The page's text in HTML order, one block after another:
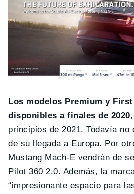
Los modelos Premium y
disponibles a finales de 2020
principios de 2021. Todavía
de su llegada a Europa. Por
Mustang Mach-E vendrán de
Pilot 360 2.0. Además, la
“impresionante espacio para